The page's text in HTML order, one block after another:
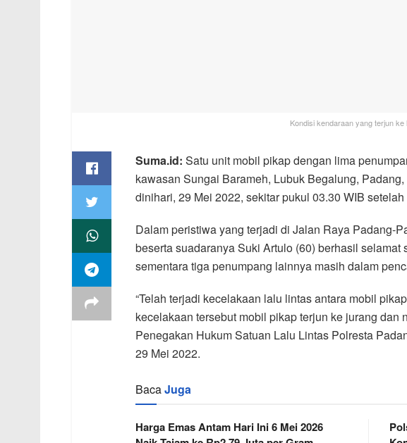
Kondisi kendaraan yang terjun
Suma.id: Satu unit mobil pikap dengan lima
kawasan Sungai Barameh, Lubuk Begalung,
dinihari, 29 Mei 2022, sekitar pukul 03.30 WIB
Dalam peristiwa yang terjadi di Jalan Raya Padang-
beserta suadaranya Suki Artulo (60) berhasil selamat
sementara tiga penumpang lainnya masih dalam
“Telah terjadi kecelakaan lalu lintas antara mobil
kecelakaan tersebut mobil pikap terjun ke jurang dan
Penegakan Hukum Satuan Lalu Lintas Polresta
29 Mei 2022.
BacaJuga
Harga Emas Antam Hari Ini 6 Mei 2026